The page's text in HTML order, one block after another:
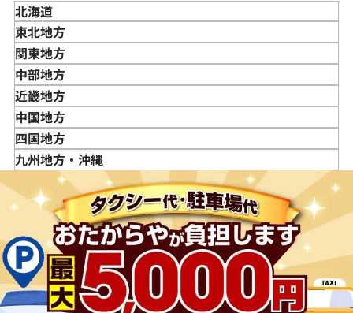
北海道
東北地方
青森県
岩手県
宮城県
秋田県
山形県
福島県
関東地方
東京都
神奈川県
埼玉県
千葉県
茨城県
栃木県
群馬県
中部地方
新潟県
富山県
石川県
山梨県
長野県
岐阜県
静岡県
愛知県
近畿地方
三重県
滋賀県
京都府
兵庫県
奈良県
和歌山県
中国地方
鳥取県
島根県
広島県
山口県
四国地方
徳島県
愛媛県
九州地方・沖縄
佐賀県
長崎県
熊本県
大分県
宮崎県
鹿児島県